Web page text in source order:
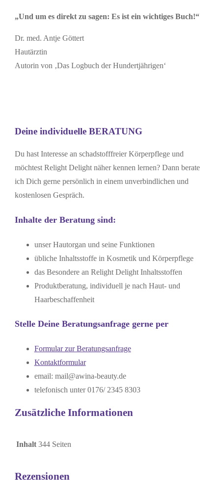
„Und um es direkt zu sagen: Es ist ein wichtiges Buch!“
Dr. med. Antje Göttert
Hautärztin
Autorin von ‚Das Logbuch der Hundertjährigen‘
Deine individuelle BERATUNG
Du hast Interesse an schadstofffreier Körperpflege und
möchtest Relight Delight näher kennen lernen? Dann berate
ich Dich gerne persönlich in einem unverbindlichen und
kostenlosen Gespräch.
Inhalte der Beratung sind:
unser Hautorgan und seine Funktionen
übliche Inhaltsstoffe in Kosmetik und Körperpflege
das Besondere an Relight Delight Inhaltsstoffen
Produktberatung, individuell je nach Haut- und
Haarbeschaffenheit
Stelle Deine Beratungsanfrage gerne per
Formular zur Beratungsanfrage
Kontaktformular
email: mail@awina-beauty.de
telefonisch unter 0176/ 2345 8303
Zusätzliche Informationen
Inhalt 344 Seiten
Rezensionen